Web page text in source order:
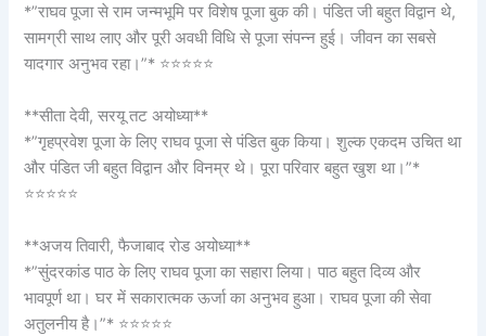
*”राघव पूजा से राम जन्मभूमि पर विशेष पूजा बुक की। पंडित जी बहुत विद्वान थे,
सामग्री साथ लाए और पूरी अवधी विधि से पूजा संपन्न हुई। जीवन का सबसे
यादगार अनुभव रहा।”* ⭐⭐⭐⭐⭐
**सीता देवी, सरयू तट अयोध्या**
*”गृहप्रवेश पूजा के लिए राघव पूजा से पंडित बुक किया। शुल्क एकदम उचित था
और पंडित जी बहुत विद्वान और विनम्र थे। पूरा परिवार बहुत खुश था।”*
⭐⭐⭐⭐⭐
**अजय तिवारी, फैजाबाद रोड अयोध्या**
*”सुंदरकांड पाठ के लिए राघव पूजा का सहारा लिया। पाठ बहुत दिव्य और
भावपूर्ण था। घर में सकारात्मक ऊर्जा का अनुभव हुआ। राघव पूजा की सेवा
अतुलनीय है।”* ⭐⭐⭐⭐⭐